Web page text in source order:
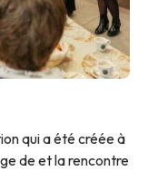
qui a été créée à
de et la rencontre